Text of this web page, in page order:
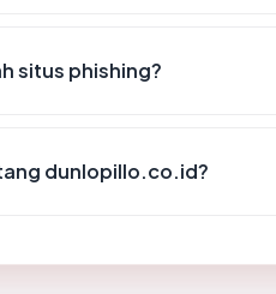
situs phishing?
dunlopillo.co.id?